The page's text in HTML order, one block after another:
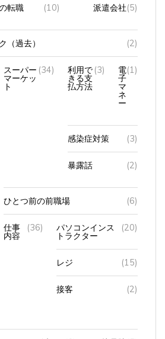
（過去） (2)
スーパー
ト
(34) 利用で
きる支
払方法
(3) 電
マ
ネ
ー
(1)
感染症対策 (3)
暴露話 (2)
ひとつ前の前職場 (6)
仕事
内容
(36) パソコンインス (20)
レジ (15)
接客 (2)
ひざ痛 (6) 接骨院(5)